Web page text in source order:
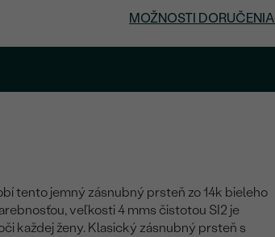
MOŽNOSTI DORUČENIA
tento jemný zásnubný prsteň zo 14k bieleho
veľkosti 4 mms čistotou SI2 je
každej ženy. Klasický zásnubný prsteň s